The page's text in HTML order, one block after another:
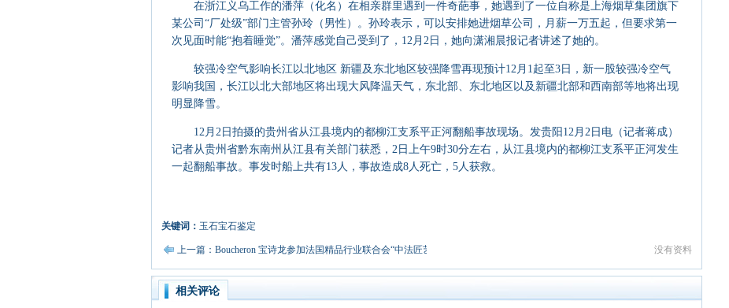
在浙江义乌工作的潘萍（化名）在相亲群里遇到一件奇葩事，她遇到了一位自称是上海烟草集团旗下
某公司“厂处级”部门主管孙玲（男性）。孙玲表示，可以安排她进烟草公司，月薪一万五起，但要求第一
次见面时能“抱着睡觉”。潘萍感觉自己受到了，12月2日，她向潇湘晨报记者讲述了她的。
较强冷空气影响长江以北地区 新疆及东北地区较强降雪再现预计12月1起至3日，新一股较强冷空气
影响我国，长江以北大部地区将出现大风降温天气，东北部、东北地区以及新疆北部和西南部等地将出现
明显降雪。
12月2日拍摄的贵州省从江县境内的都柳江支系平正河翻船事故现场。发贵阳12月2日电（记者蒋成）
记者从贵州省黔东南州从江县有关部门获悉，2日上午9时30分左右，从江县境内的都柳江支系平正河发生
一起翻船事故。事发时船上共有13人，事故造成8人死亡，5人获救。
关键词： 玉石宝石鉴定
上一篇：Boucheron 宝诗龙参加法国精品行业联合会“中法匠艺游园会”展览 没有资料
相关评论